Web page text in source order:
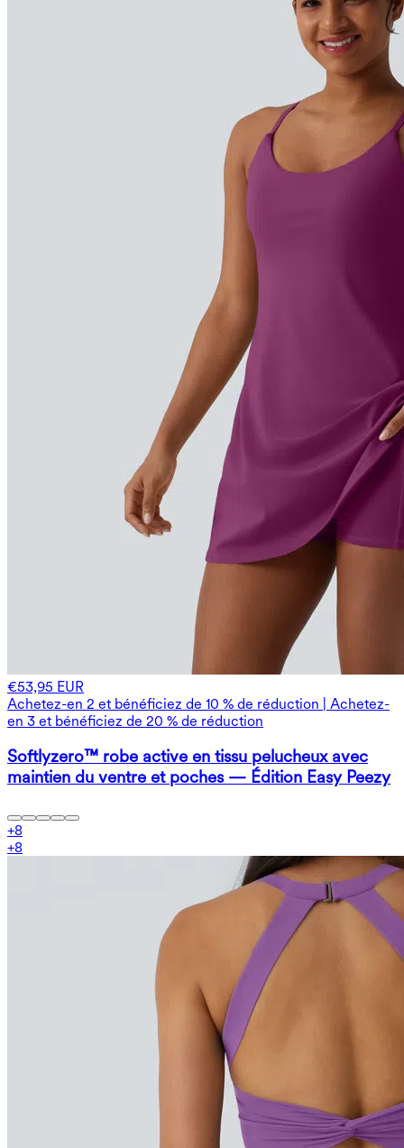
€53,95 EUR
Achetez-en 2 et bénéficiez de 10 % de réduction | Achetez-
en 3 et bénéficiez de 20 % de réduction
Softlyzero™ robe active en tissu pelucheux avec
maintien du ventre et poches — Édition Easy Peezy
+8
+8